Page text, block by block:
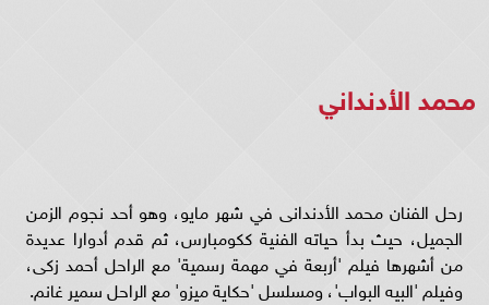
محمد الأدنداني
رحل الفنان محمد الأدندانى في شهر مايو، وهو أحد نجوم الزمن
الجميل، حيث بدأ حياته الفنية ككومبارس، ثم قدم أدوارا عديدة
من أشهرها فيلم 'أربعة في مهمة رسمية' مع الراحل أحمد زكى،
وفيلم 'البيه البواب'، ومسلسل 'حكاية ميزو' مع الراحل سمير غانم.